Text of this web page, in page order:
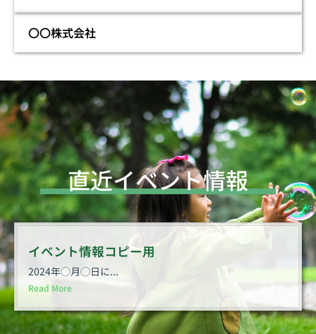
〇〇株式会社
直近イベント情報
イベント情報コピー用
2024年◯月◯日に...
Read More